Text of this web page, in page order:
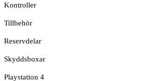
Kontroller
Tillbehör
Reservdelar
Skyddsboxar
Playstation 4